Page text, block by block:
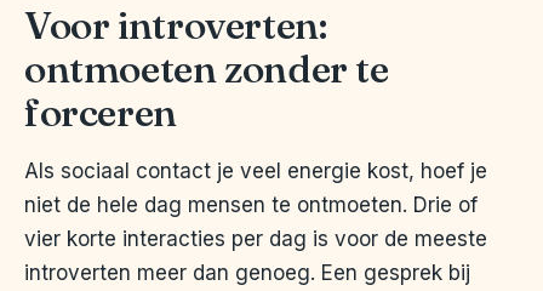
Voor introverten:
ontmoeten zonder te
forceren
Als sociaal contact je veel energie kost, hoef je
niet de hele dag mensen te ontmoeten. Drie of
vier korte interacties per dag is voor de meeste
introverten meer dan genoeg. Een gesprek bij